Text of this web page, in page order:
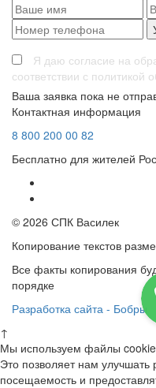
Я даю согласие на
соответствии с политикой
Ваша заявка пока не
Контактная информация
8 800 200 00 82
Бесплатно для жителей
© 2026 СПК Василек
Копирование текстов
Все факты копирования
порядке
Разработка сайта - Бобры
↑
Мы используем файлы cookie
Это позволяет нам улучшать
посещаемость и